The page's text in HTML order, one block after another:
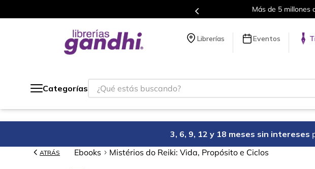
Más de 5 millones
Librerías Eventos
Categorías
¿Qué estás buscando?
3, 6, 9, 12 y 18 meses sin intereses
ATRÁS Ebooks Mistérios do Reiki: Vida, Propósito e Ciclos